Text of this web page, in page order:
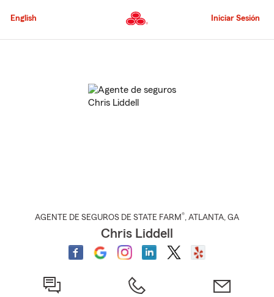
al
principal
English Iniciar Sesión
AGENTE DE SEGUROS DE STATE FARM®, ATLANTA, GA
Chris Liddell